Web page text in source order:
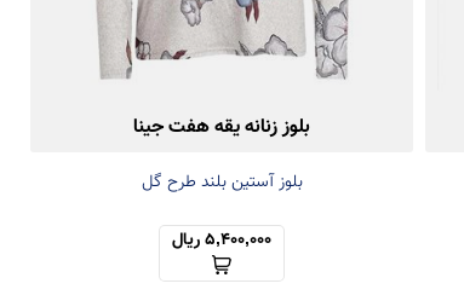
بلوز زنانه یقه هفت جینا
بلوز آستین بلند طرح گل
5,400,000 ریال